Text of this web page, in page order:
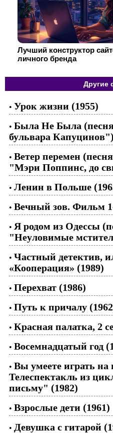
Лучший конструктор
личного бренда
Другие
• Урок жизни (1955)
• Была Не Была
бульвара Капуцинов")
• Ветер перемен
"Мэри Поппинс, до
• Ленин в Польше
• Вечный зов. Фильм
• Я родом из Одессы
"Неуловимые
• Частный детектив,
«Кооперация» (1989)
• Перехват (1986)
• Путь к причалу
• Красная палатка, 2
• Восемнадцатый год
• Вы умеете играть на
Телеспектакль из
письму" (1982)
• Взрослые дети (1961)
• Девушка с гитарой